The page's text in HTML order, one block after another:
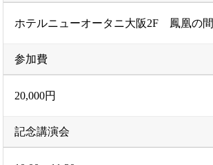
ホテルニューオータニ大阪2F 鳳凰の間
参加費
20,000円
記念講演会